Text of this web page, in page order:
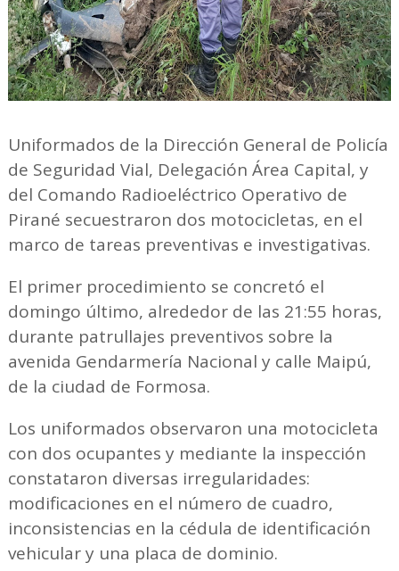
Uniformados de la Dirección General de Policía
de Seguridad Vial, Delegación Área Capital, y
del Comando Radioeléctrico Operativo de
Pirané secuestraron dos motocicletas, en el
marco de tareas preventivas e investigativas.
El primer procedimiento se concretó el
domingo último, alrededor de las 21:55 horas,
durante patrullajes preventivos sobre la
avenida Gendarmería Nacional y calle Maipú,
de la ciudad de Formosa.
Los uniformados observaron una motocicleta
con dos ocupantes y mediante la inspección
constataron diversas irregularidades:
modificaciones en el número de cuadro,
inconsistencias en la cédula de identificación
vehicular y una placa de dominio.